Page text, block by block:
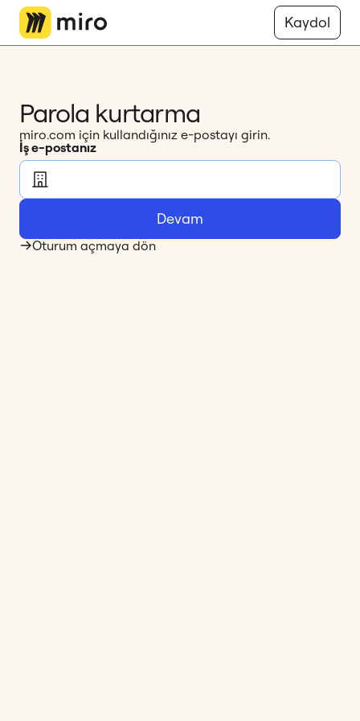
Kaydol
Parola kurtarma
miro.com için kullandığınız e-postayı girin.
İş e-postanız
Devam
Oturum açmaya dön